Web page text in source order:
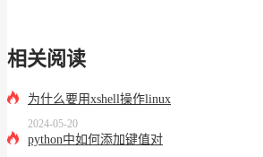
相关阅读
为什么要用xshell操作linux
2024-05-20
python中如何添加键值对